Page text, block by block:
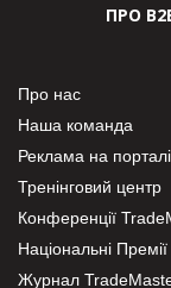
ПРО
Про нас
Наша команда
Реклама на порталі
Тренінговий центр
Конференції
Національні Премії
Журнал